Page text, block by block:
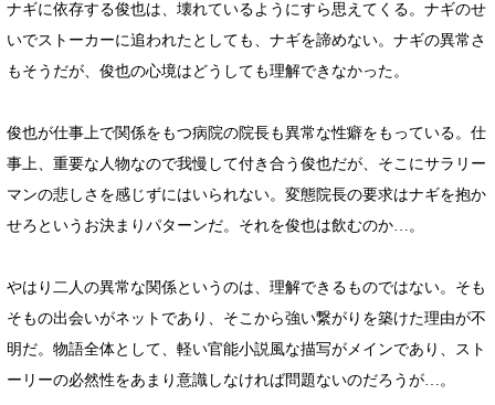
ナギに依存する俊也は、壊れているようにすら思えてくる。ナギのせ
いでストーカーに追われたとしても、ナギを諦めない。ナギの異常さ
もそうだが、俊也の心境はどうしても理解できなかった。
俊也が仕事上で関係をもつ病院の院長も異常な性癖をもっている。仕
事上、重要な人物なので我慢して付き合う俊也だが、そこにサラリー
マンの悲しさを感じずにはいられない。変態院長の要求はナギを抱か
せろというお決まりパターンだ。それを俊也は飲むのか…。
やはり二人の異常な関係というのは、理解できるものではない。そも
そもの出会いがネットであり、そこから強い繋がりを築けた理由が不
明だ。物語全体として、軽い官能小説風な描写がメインであり、スト
ーリーの必然性をあまり意識しなければ問題ないのだろうが…。